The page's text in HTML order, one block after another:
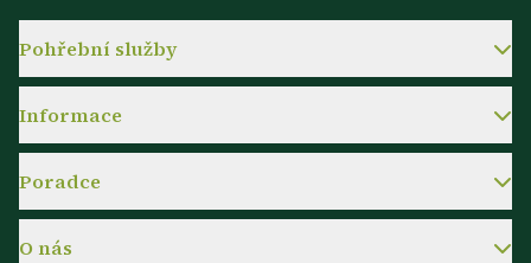
Pohřební služby
Informace
Poradce
O nás